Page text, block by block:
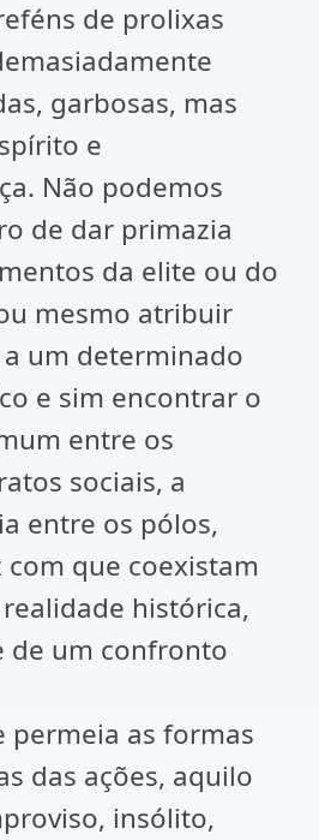
de prolixas
garbosas, mas
e
Não podemos
de dar primazia
da elite ou do
mesmo atribuir
um determinado
e sim encontrar o
entre os
sociais, a
entre os pólos,
que coexistam
histórica,
de um confronto
permeia as formas
das ações, aquilo
insólito,